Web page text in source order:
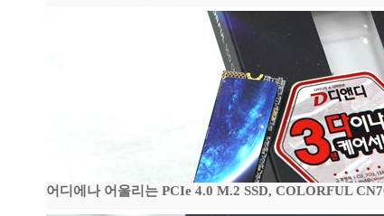
어디에나 어울리는 PCIe 4.0 M.2 SSD, COLORFUL